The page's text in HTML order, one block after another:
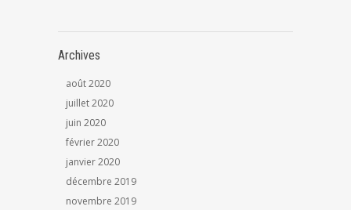
Archives
août 2020
juillet 2020
juin 2020
février 2020
janvier 2020
décembre 2019
novembre 2019